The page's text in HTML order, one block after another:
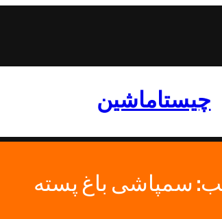
چیستاماشین
سمپاشی باغ پسته